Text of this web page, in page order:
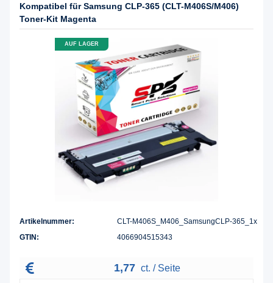
Kompatibel für Samsung CLP-365 (CLT-M406S/M406)
Toner-Kit Magenta
AUF LAGER
Artikelnummer:
CLT-M406S_M406_SamsungCLP-365_1x
GTIN:
4066904515343
1,77 ct. / Seite